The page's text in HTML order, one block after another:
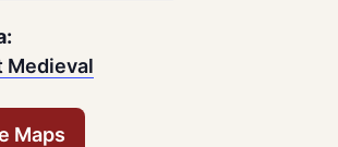
Medieval
Maps